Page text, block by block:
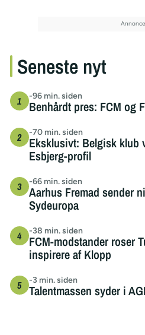
Seneste nyt
-96 min. siden
Benhårdt pres: FCM og
-70 min. siden
Eksklusivt: Belgisk klub
Esbjerg-profil
-66 min. siden
Aarhus Fremad sender
Sydeuropa
-38 min. siden
FCM-modstander roser
inspirere af Klopp
-3 min. siden
Talentmassen syder i